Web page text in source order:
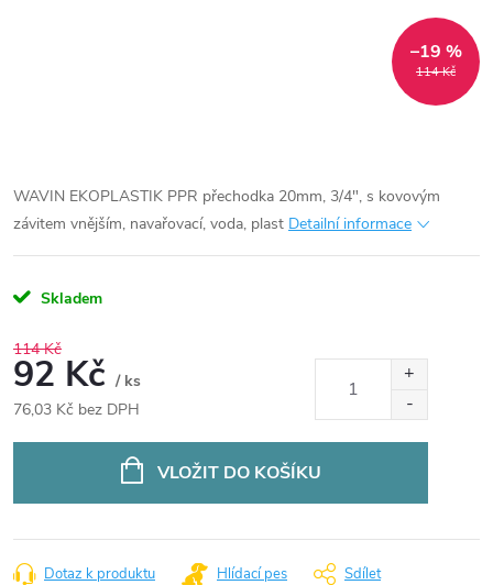
114 Kč
–19 %
WAVIN EKOPLASTIK PPR přechodka 20mm, 3/4", s kovovým
závitem vnějším, navařovací, voda, plast Detailní informace
Skladem
114 Kč
92 Kč / ks
76,03 Kč bez DPH
VLOŽIT DO KOŠÍKU
Dotaz k produktu Hlídací pes Sdílet